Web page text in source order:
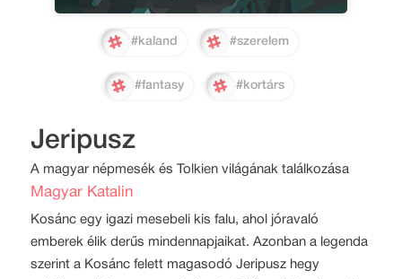
#kaland #szerelem
#fantasy #kortárs
Jeripusz
A magyar népmesék és Tolkien világának találkozása
Magyar Katalin
Kosánc egy igazi mesebeli kis falu, ahol jóravaló
emberek élik derűs mindennapjaikat. Azonban a legenda
szerint a Kosánc felett magasodó Jeripusz hegy